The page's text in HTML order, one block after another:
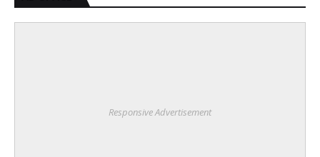
Responsive Advertisement